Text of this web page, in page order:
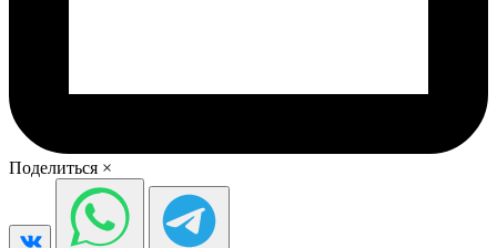
Поделиться ×